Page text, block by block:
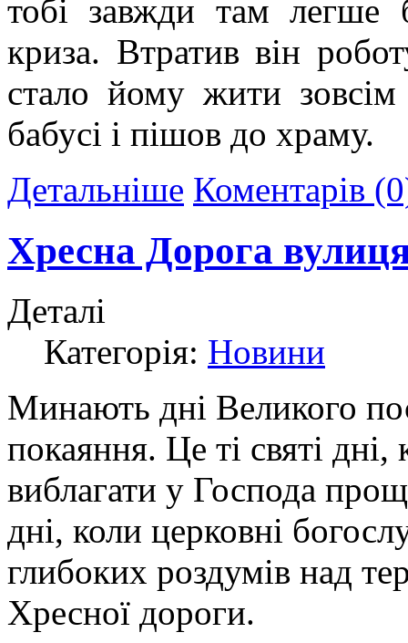
тобі завжди там легше
криза. Втратив він
стало йому жити зовсім
бабусі і пішов до храму.
Детальніше Коментарів
Хресна Дорога
Деталі
Категорія: Новини
Минають дні Великого
покаяння. Це ті святі
виблагати у Господа
дні, коли церковні
глибоких роздумів над
Хресної дороги.